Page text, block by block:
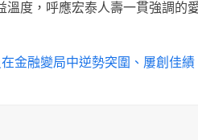
溫度，呼應宏泰人壽一貫強調的
金融變局中逆勢突圍、屢創佳績